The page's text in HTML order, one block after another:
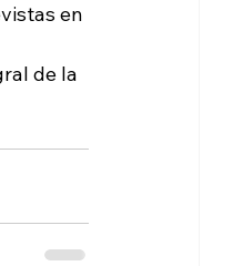
en
de la